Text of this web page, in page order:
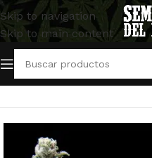
Skip to navigation
Skip to main content
Inicio/Semillas Feminizadas